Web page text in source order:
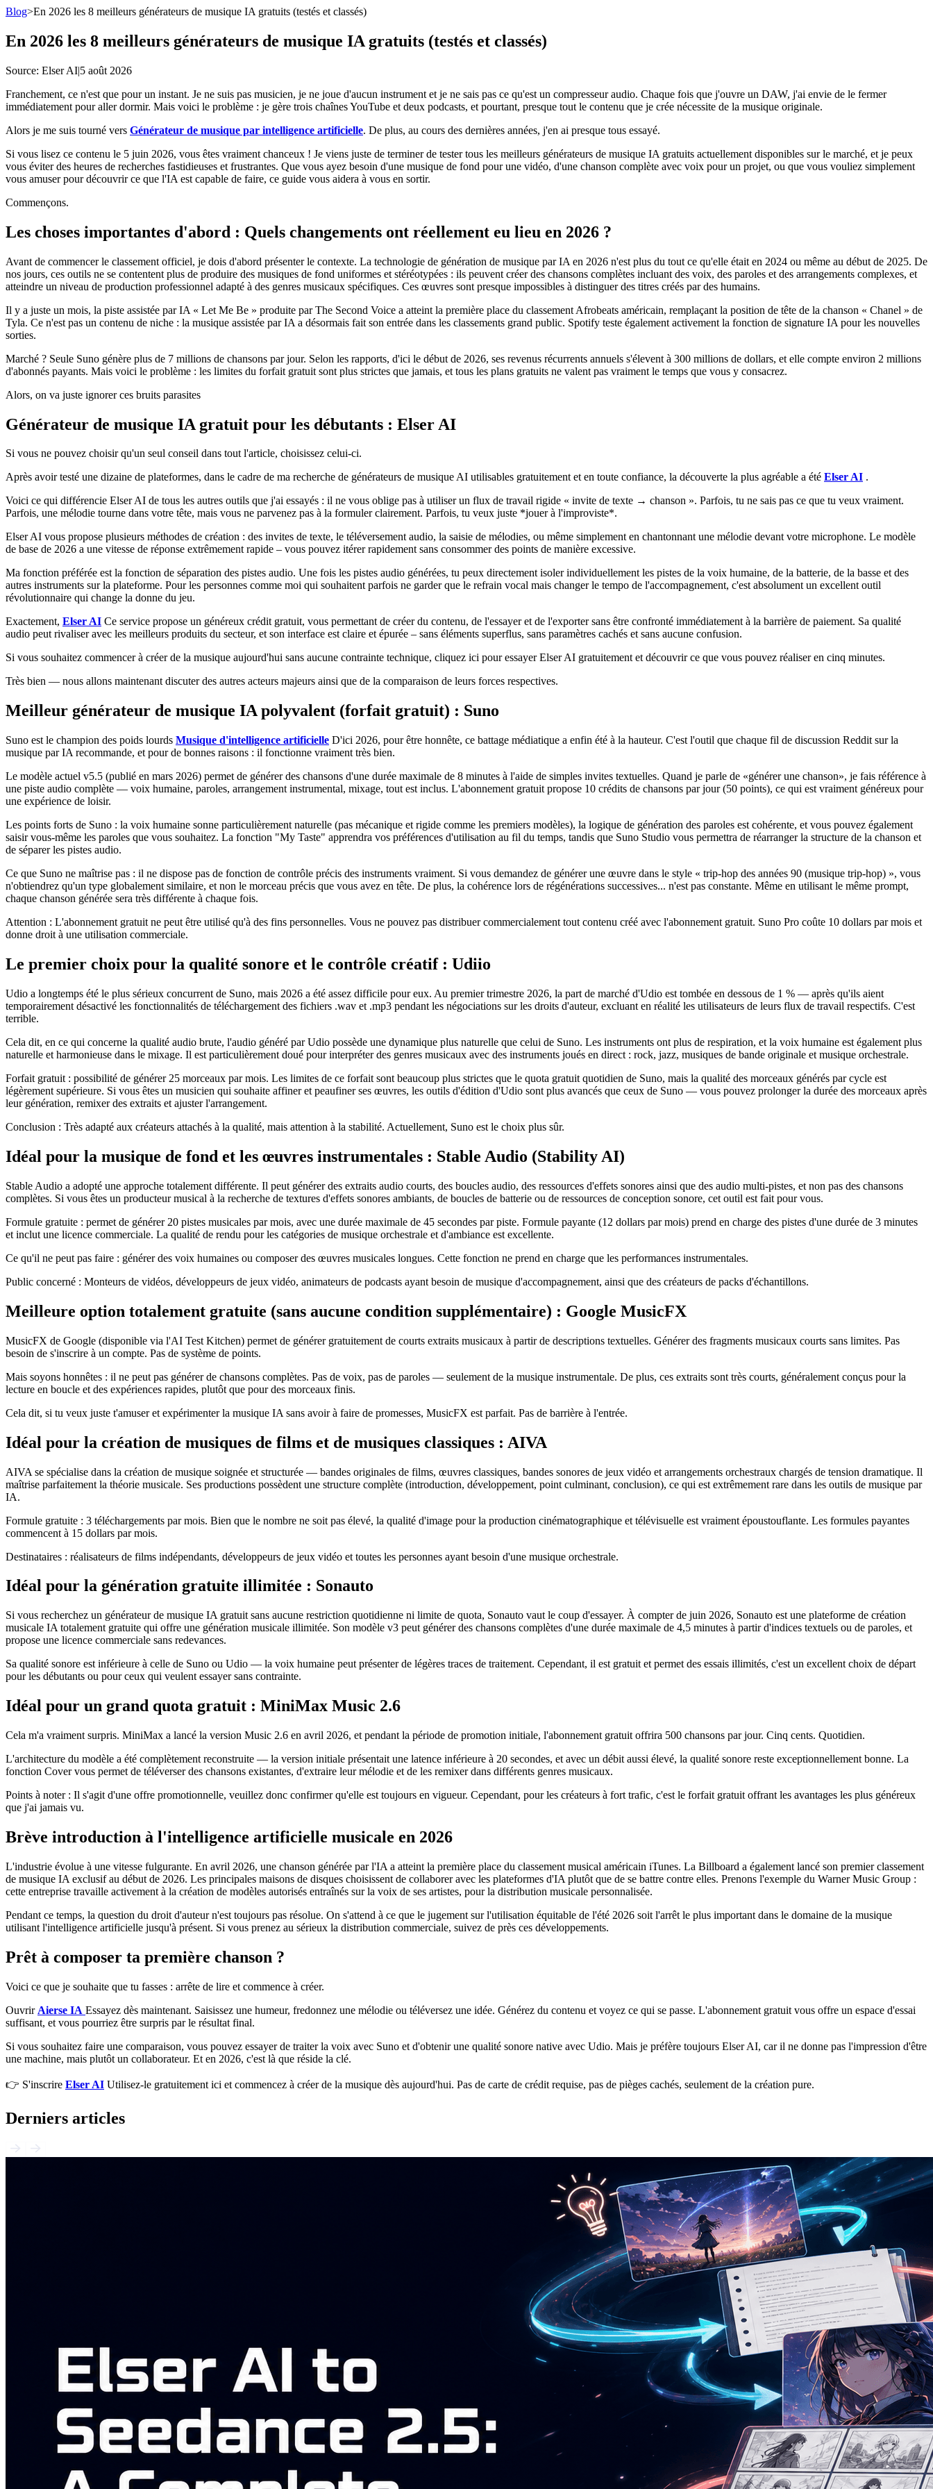
Blog>En 2026 les 8 meilleurs générateurs de musique IA gratuits (testés et classés)
En 2026 les 8 meilleurs générateurs de musique IA gratuits (testés et classés)
Source: Elser AI|5 août 2026
Franchement, ce n'est que pour un instant. Je ne suis pas musicien, je ne joue d'aucun instrument et je ne sais pas ce qu'est un compresseur audio. Chaque fois que j'ouvre un DAW, j'ai envie de le fermer
immédiatement pour aller dormir. Mais voici le problème : je gère trois chaînes YouTube et deux podcasts, et pourtant, presque tout le contenu que je crée nécessite de la musique originale.
Alors je me suis tourné vers Générateur de musique par intelligence artificielle. De plus, au cours des dernières années, j'en ai presque tous essayé.
Si vous lisez ce contenu le 5 juin 2026, vous êtes vraiment chanceux ! Je viens juste de terminer de tester tous les meilleurs générateurs de musique IA gratuits actuellement disponibles sur le marché, et je peux
vous éviter des heures de recherches fastidieuses et frustrantes. Que vous ayez besoin d'une musique de fond pour une vidéo, d'une chanson complète avec voix pour un projet, ou que vous vouliez simplement
vous amuser pour découvrir ce que l'IA est capable de faire, ce guide vous aidera à vous en sortir.
Commençons.
Les choses importantes d'abord : Quels changements ont réellement eu lieu en 2026 ?
Avant de commencer le classement officiel, je dois d'abord présenter le contexte. La technologie de génération de musique par IA en 2026 n'est plus du tout ce qu'elle était en 2024 ou même au début de 2025. De
nos jours, ces outils ne se contentent plus de produire des musiques de fond uniformes et stéréotypées : ils peuvent créer des chansons complètes incluant des voix, des paroles et des arrangements complexes, et
atteindre un niveau de production professionnel adapté à des genres musicaux spécifiques. Ces œuvres sont presque impossibles à distinguer des titres créés par des humains.
Il y a juste un mois, la piste assistée par IA « Let Me Be » produite par The Second Voice a atteint la première place du classement Afrobeats américain, remplaçant la position de tête de la chanson « Chanel » de
Tyla. Ce n'est pas un contenu de niche : la musique assistée par IA a désormais fait son entrée dans les classements grand public. Spotify teste également activement la fonction de signature IA pour les nouvelles
sorties.
Marché ? Seule Suno génère plus de 7 millions de chansons par jour. Selon les rapports, d'ici le début de 2026, ses revenus récurrents annuels s'élevent à 300 millions de dollars, et elle compte environ 2 millions
d'abonnés payants. Mais voici le problème : les limites du forfait gratuit sont plus strictes que jamais, et tous les plans gratuits ne valent pas vraiment le temps que vous y consacrez.
Alors, on va juste ignorer ces bruits parasites
Générateur de musique IA gratuit pour les débutants : Elser AI
Si vous ne pouvez choisir qu'un seul conseil dans tout l'article, choisissez celui-ci.
Après avoir testé une dizaine de plateformes, dans le cadre de ma recherche de générateurs de musique AI utilisables gratuitement et en toute confiance, la découverte la plus agréable a été Elser AI .
Voici ce qui différencie Elser AI de tous les autres outils que j'ai essayés : il ne vous oblige pas à utiliser un flux de travail rigide « invite de texte → chanson ». Parfois, tu ne sais pas ce que tu veux vraiment.
Parfois, une mélodie tourne dans votre tête, mais vous ne parvenez pas à la formuler clairement. Parfois, tu veux juste *jouer à l'improviste*.
Elser AI vous propose plusieurs méthodes de création : des invites de texte, le téléversement audio, la saisie de mélodies, ou même simplement en chantonnant une mélodie devant votre microphone. Le modèle
de base de 2026 a une vitesse de réponse extrêmement rapide – vous pouvez itérer rapidement sans consommer des points de manière excessive.
Ma fonction préférée est la fonction de séparation des pistes audio. Une fois les pistes audio générées, tu peux directement isoler individuellement les pistes de la voix humaine, de la batterie, de la basse et des
autres instruments sur la plateforme. Pour les personnes comme moi qui souhaitent parfois ne garder que le refrain vocal mais changer le tempo de l'accompagnement, c'est absolument un excellent outil
révolutionnaire qui change la donne du jeu.
Exactement, Elser AI Ce service propose un généreux crédit gratuit, vous permettant de créer du contenu, de l'essayer et de l'exporter sans être confronté immédiatement à la barrière de paiement. Sa qualité
audio peut rivaliser avec les meilleurs produits du secteur, et son interface est claire et épurée – sans éléments superflus, sans paramètres cachés et sans aucune confusion.
Si vous souhaitez commencer à créer de la musique aujourd'hui sans aucune contrainte technique, cliquez ici pour essayer Elser AI gratuitement et découvrir ce que vous pouvez réaliser en cinq minutes.
Très bien — nous allons maintenant discuter des autres acteurs majeurs ainsi que de la comparaison de leurs forces respectives.
Meilleur générateur de musique IA polyvalent (forfait gratuit) : Suno
Suno est le champion des poids lourds Musique d'intelligence artificielle D'ici 2026, pour être honnête, ce battage médiatique a enfin été à la hauteur. C'est l'outil que chaque fil de discussion Reddit sur la
musique par IA recommande, et pour de bonnes raisons : il fonctionne vraiment très bien.
Le modèle actuel v5.5 (publié en mars 2026) permet de générer des chansons d'une durée maximale de 8 minutes à l'aide de simples invites textuelles. Quand je parle de «générer une chanson», je fais référence à
une piste audio complète — voix humaine, paroles, arrangement instrumental, mixage, tout est inclus. L'abonnement gratuit propose 10 crédits de chansons par jour (50 points), ce qui est vraiment généreux pour
une expérience de loisir.
Les points forts de Suno : la voix humaine sonne particulièrement naturelle (pas mécanique et rigide comme les premiers modèles), la logique de génération des paroles est cohérente, et vous pouvez également
saisir vous-même les paroles que vous souhaitez. La fonction "My Taste" apprendra vos préférences d'utilisation au fil du temps, tandis que Suno Studio vous permettra de réarranger la structure de la chanson et
de séparer les pistes audio.
Ce que Suno ne maîtrise pas : il ne dispose pas de fonction de contrôle précis des instruments vraiment. Si vous demandez de générer une œuvre dans le style « trip-hop des années 90 (musique trip-hop) », vous
n'obtiendrez qu'un type globalement similaire, et non le morceau précis que vous avez en tête. De plus, la cohérence lors de régénérations successives... n'est pas constante. Même en utilisant le même prompt,
chaque chanson générée sera très différente à chaque fois.
Attention : L'abonnement gratuit ne peut être utilisé qu'à des fins personnelles. Vous ne pouvez pas distribuer commercialement tout contenu créé avec l'abonnement gratuit. Suno Pro coûte 10 dollars par mois et
donne droit à une utilisation commerciale.
Le premier choix pour la qualité sonore et le contrôle créatif : Udiio
Udio a longtemps été le plus sérieux concurrent de Suno, mais 2026 a été assez difficile pour eux. Au premier trimestre 2026, la part de marché d'Udio est tombée en dessous de 1 % — après qu'ils aient
temporairement désactivé les fonctionnalités de téléchargement des fichiers .wav et .mp3 pendant les négociations sur les droits d'auteur, excluant en réalité les utilisateurs de leurs flux de travail respectifs. C'est
terrible.
Cela dit, en ce qui concerne la qualité audio brute, l'audio généré par Udio possède une dynamique plus naturelle que celui de Suno. Les instruments ont plus de respiration, et la voix humaine est également plus
naturelle et harmonieuse dans le mixage. Il est particulièrement doué pour interpréter des genres musicaux avec des instruments joués en direct : rock, jazz, musiques de bande originale et musique orchestrale.
Forfait gratuit : possibilité de générer 25 morceaux par mois. Les limites de ce forfait sont beaucoup plus strictes que le quota gratuit quotidien de Suno, mais la qualité des morceaux générés par cycle est
légèrement supérieure. Si vous êtes un musicien qui souhaite affiner et peaufiner ses œuvres, les outils d'édition d'Udio sont plus avancés que ceux de Suno — vous pouvez prolonger la durée des morceaux après
leur génération, remixer des extraits et ajuster l'arrangement.
Conclusion : Très adapté aux créateurs attachés à la qualité, mais attention à la stabilité. Actuellement, Suno est le choix plus sûr.
Idéal pour la musique de fond et les œuvres instrumentales : Stable Audio (Stability AI)
Stable Audio a adopté une approche totalement différente. Il peut générer des extraits audio courts, des boucles audio, des ressources d'effets sonores ainsi que des audio multi-pistes, et non pas des chansons
complètes. Si vous êtes un producteur musical à la recherche de textures d'effets sonores ambiants, de boucles de batterie ou de ressources de conception sonore, cet outil est fait pour vous.
Formule gratuite : permet de générer 20 pistes musicales par mois, avec une durée maximale de 45 secondes par piste. Formule payante (12 dollars par mois) prend en charge des pistes d'une durée de 3 minutes
et inclut une licence commerciale. La qualité de rendu pour les catégories de musique orchestrale et d'ambiance est excellente.
Ce qu'il ne peut pas faire : générer des voix humaines ou composer des œuvres musicales longues. Cette fonction ne prend en charge que les performances instrumentales.
Public concerné : Monteurs de vidéos, développeurs de jeux vidéo, animateurs de podcasts ayant besoin de musique d'accompagnement, ainsi que des créateurs de packs d'échantillons.
Meilleure option totalement gratuite (sans aucune condition supplémentaire) : Google MusicFX
MusicFX de Google (disponible via l'AI Test Kitchen) permet de générer gratuitement de courts extraits musicaux à partir de descriptions textuelles. Générer des fragments musicaux courts sans limites. Pas
besoin de s'inscrire à un compte. Pas de système de points.
Mais soyons honnêtes : il ne peut pas générer de chansons complètes. Pas de voix, pas de paroles — seulement de la musique instrumentale. De plus, ces extraits sont très courts, généralement conçus pour la
lecture en boucle et des expériences rapides, plutôt que pour des morceaux finis.
Cela dit, si tu veux juste t'amuser et expérimenter la musique IA sans avoir à faire de promesses, MusicFX est parfait. Pas de barrière à l'entrée.
Idéal pour la création de musiques de films et de musiques classiques : AIVA
AIVA se spécialise dans la création de musique soignée et structurée — bandes originales de films, œuvres classiques, bandes sonores de jeux vidéo et arrangements orchestraux chargés de tension dramatique. Il
maîtrise parfaitement la théorie musicale. Ses productions possèdent une structure complète (introduction, développement, point culminant, conclusion), ce qui est extrêmement rare dans les outils de musique par
IA.
Formule gratuite : 3 téléchargements par mois. Bien que le nombre ne soit pas élevé, la qualité d'image pour la production cinématographique et télévisuelle est vraiment époustouflante. Les formules payantes
commencent à 15 dollars par mois.
Destinataires : réalisateurs de films indépendants, développeurs de jeux vidéo et toutes les personnes ayant besoin d'une musique orchestrale.
Idéal pour la génération gratuite illimitée : Sonauto
Si vous recherchez un générateur de musique IA gratuit sans aucune restriction quotidienne ni limite de quota, Sonauto vaut le coup d'essayer. À compter de juin 2026, Sonauto est une plateforme de création
musicale IA totalement gratuite qui offre une génération musicale illimitée. Son modèle v3 peut générer des chansons complètes d'une durée maximale de 4,5 minutes à partir d'indices textuels ou de paroles, et
propose une licence commerciale sans redevances.
Sa qualité sonore est inférieure à celle de Suno ou Udio — la voix humaine peut présenter de légères traces de traitement. Cependant, il est gratuit et permet des essais illimités, c'est un excellent choix de départ
pour les débutants ou pour ceux qui veulent essayer sans contrainte.
Idéal pour un grand quota gratuit : MiniMax Music 2.6
Cela m'a vraiment surpris. MiniMax a lancé la version Music 2.6 en avril 2026, et pendant la période de promotion initiale, l'abonnement gratuit offrira 500 chansons par jour. Cinq cents. Quotidien.
L'architecture du modèle a été complètement reconstruite — la version initiale présentait une latence inférieure à 20 secondes, et avec un débit aussi élevé, la qualité sonore reste exceptionnellement bonne. La
fonction Cover vous permet de téléverser des chansons existantes, d'extraire leur mélodie et de les remixer dans différents genres musicaux.
Points à noter : Il s'agit d'une offre promotionnelle, veuillez donc confirmer qu'elle est toujours en vigueur. Cependant, pour les créateurs à fort trafic, c'est le forfait gratuit offrant les avantages les plus généreux
que j'ai jamais vu.
Brève introduction à l'intelligence artificielle musicale en 2026
L'industrie évolue à une vitesse fulgurante. En avril 2026, une chanson générée par l'IA a atteint la première place du classement musical américain iTunes. La Billboard a également lancé son premier classement
de musique IA exclusif au début de 2026. Les principales maisons de disques choisissent de collaborer avec les plateformes d'IA plutôt que de se battre contre elles. Prenons l'exemple du Warner Music Group :
cette entreprise travaille activement à la création de modèles autorisés entraînés sur la voix de ses artistes, pour la distribution musicale personnalisée.
Pendant ce temps, la question du droit d'auteur n'est toujours pas résolue. On s'attend à ce que le jugement sur l'utilisation équitable de l'été 2026 soit l'arrêt le plus important dans le domaine de la musique
utilisant l'intelligence artificielle jusqu'à présent. Si vous prenez au sérieux la distribution commerciale, suivez de près ces développements.
Prêt à composer ta première chanson ?
Voici ce que je souhaite que tu fasses : arrête de lire et commence à créer.
Ouvrir Aierse IA Essayez dès maintenant. Saisissez une humeur, fredonnez une mélodie ou téléversez une idée. Générez du contenu et voyez ce qui se passe. L'abonnement gratuit vous offre un espace d'essai
suffisant, et vous pourriez être surpris par le résultat final.
Si vous souhaitez faire une comparaison, vous pouvez essayer de traiter la voix avec Suno et d'obtenir une qualité sonore native avec Udio. Mais je préfère toujours Elser AI, car il ne donne pas l'impression d'être
une machine, mais plutôt un collaborateur. Et en 2026, c'est là que réside la clé.
👉 S'inscrire Elser AI Utilisez-le gratuitement ici et commencez à créer de la musique dès aujourd'hui. Pas de carte de crédit requise, pas de pièges cachés, seulement de la création pure.
Derniers articles